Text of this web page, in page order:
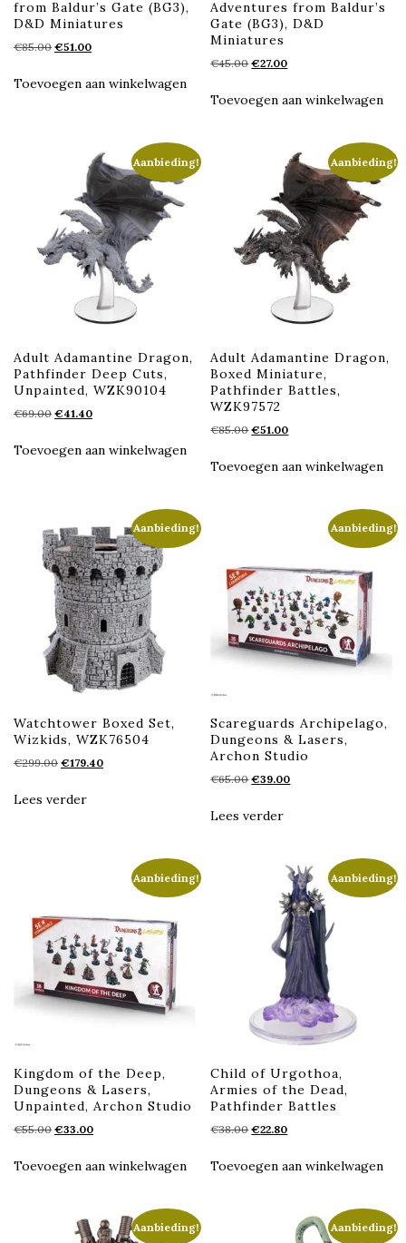
from Baldur’s Gate (BG3),
D&D Miniatures
€85.00 Oorspronkelijke
was:
€51.00Huidige
is:
Toevoegen aan winkelwagen
Adventures from Baldur’s
Gate (BG3), D&D
Miniatures
€45.00Oorspronkelijke
was:
€27.00Huidige
is:
Toevoegen aan winkelwagen
Aanbieding!
Adult Adamantine Dragon,
Pathfinder Deep Cuts,
Unpainted, WZK90104
€69.00 Oorspronkelijke
was:
€41.40Huidige
is:
Toevoegen aan winkelwagen
Aanbieding!
Adult Adamantine Dragon,
Boxed Miniature,
Pathfinder Battles,
WZK97572
€85.00Oorspronkelijke
was:
€51.00Huidige
is:
Toevoegen aan winkelwagen
Aanbieding!
Watchtower Boxed Set,
Wizkids, WZK76504
€299.00 Oorspronkelijke
was:
€179.40Huidige
Lees verder
Aanbieding!
Scareguards Archipelago,
Dungeons & Lasers,
Archon Studio
€65.00Oorspronkelijke
was:
€39.00Huidige
Lees verder
Aanbieding!
Kingdom of the Deep,
Dungeons & Lasers,
Unpainted, Archon Studio
€55.00 Oorspronkelijke
was:
€33.00Huidige
is:
Toevoegen aan winkelwagen
Aanbieding!
Child of Urgothoa,
Armies of the Dead,
Pathfinder Battles
€38.00Oorspronkelijke
was:
€22.80Huidige
is:
Toevoegen aan winkelwagen
Aanbieding! Aanbieding!